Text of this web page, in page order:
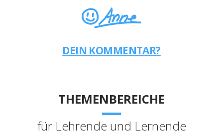
DEIN KOMMENTAR?
THEMENBEREICHE
für Lehrende und Lernende